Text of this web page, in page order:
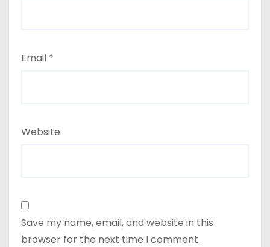
Email *
Website
Save my name, email, and website in this
browser for the next time I comment.